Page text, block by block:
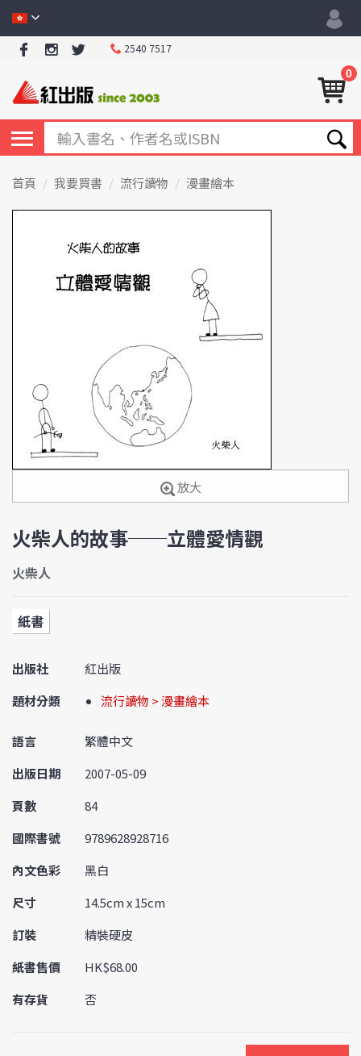
2540 7517
0
首頁 我要買書 流行讀物 漫畫繪本
放大
火柴人的故事──立體愛情觀
火柴人
紙書
出版社
紅出版
題材分類
流行讀物 > 漫畫繪本
語言
繁體中文
出版日期
2007-05-09
頁數
84
國際書號
9789628928716
內文色彩
黑白
尺寸
14.5cm x 15cm
訂裝
精裝硬皮
紙書售價
HK$68.00
有存貨
否